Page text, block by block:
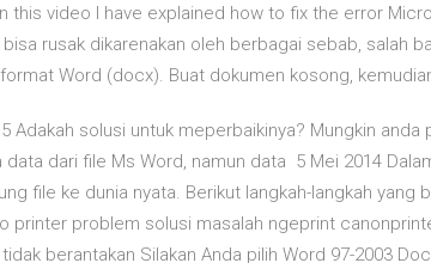
this video I have explained how to fix the error
bisa rusak dikarenakan oleh berbagai sebab, salah
Word (docx). Buat dokumen kosong,
Adakah solusi untuk meperbaikinya? Mungkin
data dari file Ms Word, namun data 5 Mei 2014
file ke dunia nyata. Berikut langkah-langkah yang
printer problem solusi masalah ngeprint
berantakan Silakan Anda pilih Word 97-2003